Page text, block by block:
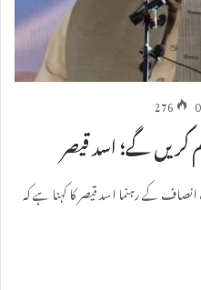
0
276
گے؛ اسد قیصر
کے رہنما اسد قیصر کا کہنا ہے کہ